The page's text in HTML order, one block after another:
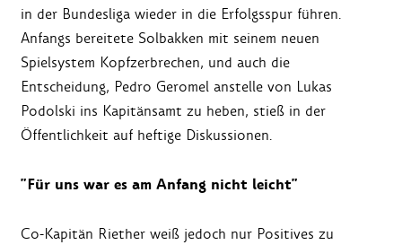
in der Bundesliga wieder in die Erfolgsspur führen.
Anfangs bereitete Solbakken mit seinem neuen
Spielsystem Kopfzerbrechen, und auch die
Entscheidung, Pedro Geromel anstelle von Lukas
Podolski ins Kapitänsamt zu heben, stieß in der
Öffentlichkeit auf heftige Diskussionen.
"Für uns war es am Anfang nicht leicht"
Co-Kapitän Riether weiß jedoch nur Positives zu